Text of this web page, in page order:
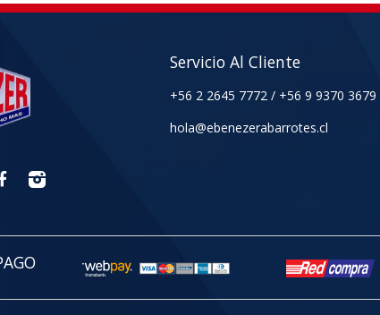
Servicio Al Cliente
+56 2 2645 7772 / +56 9 9370 3679
hola@ebenezerabarrotes.cl